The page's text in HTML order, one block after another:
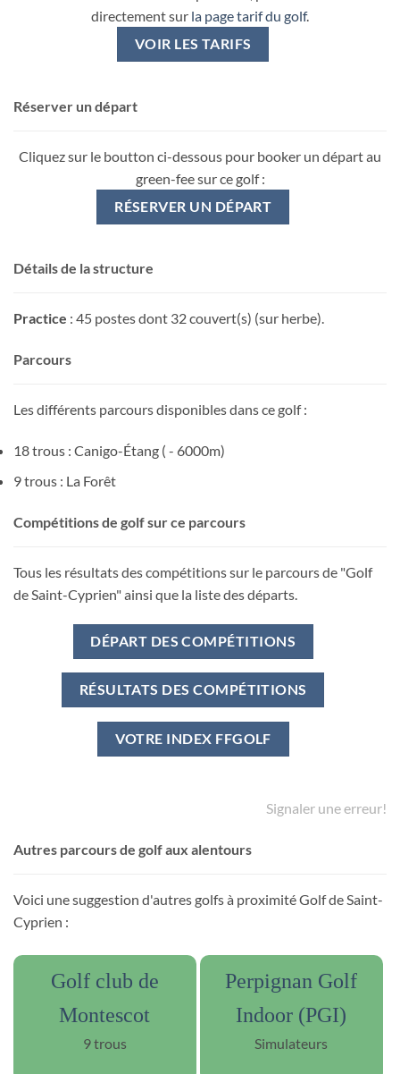
directement sur la page tarif du golf.
VOIR LES TARIFS
Réserver un départ
Cliquez sur le boutton ci-dessous pour booker un départ au
green-fee sur ce golf :
RÉSERVER UN DÉPART
Détails de la structure
Practice : 45 postes dont 32 couvert(s) (sur herbe).
Parcours
Les différents parcours disponibles dans ce golf :
18 trous : Canigo-Étang ( - 6000m)
9 trous : La Forêt
Compétitions de golf sur ce parcours
Tous les résultats des compétitions sur le parcours de "Golf
de Saint-Cyprien" ainsi que la liste des départs.
DÉPART DES COMPÉTITIONS
RÉSULTATS DES COMPÉTITIONS
VOTRE INDEX FFGOLF
Signaler une erreur!
Autres parcours de golf aux alentours
Voici une suggestion d'autres golfs à proximité Golf de Saint-
Cyprien :
Golf club de
Montescot
9 trous
Perpignan Golf
Indoor (PGI)
Simulateurs